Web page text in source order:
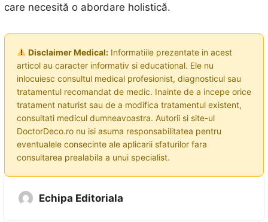
care necesită o abordare holistică.
Disclaimer Medical:Informatiile prezentate in acest
articol au caracter informativ si educational. Ele nu
inlocuiesc consultul medical profesionist, diagnosticul sau
tratamentul recomandat de medic. Inainte de a incepe orice
tratament naturist sau de a modifica tratamentul existent,
consultati medicul dumneavoastra. Autorii si site-ul
DoctorDeco.ro nu isi asuma responsabilitatea pentru
eventualele consecinte ale aplicarii sfaturilor fara
consultarea prealabila a unui specialist.
Echipa Editoriala